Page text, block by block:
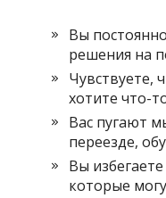
Вы
решения на
Чувствуете,
хотите что-
Вас пугают
переезде,
Вы
которые